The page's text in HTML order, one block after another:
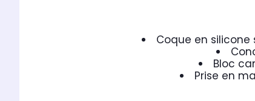
Coque en silicone
Bloc
Prise en